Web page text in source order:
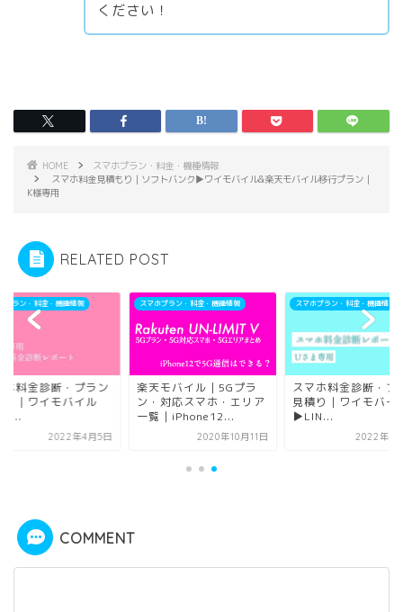
ください！
HOME
スマホプラン・料金・機種情報
スマホ料金見積もり｜ソフトバンク▶︎ワイモバイル&楽天モバイル移行プラン｜
K様専用
RELATED POST
プラン・料金・機種情報
ホ料金診断・プラン
り｜ワイモバイル
2022年4月5日
スマホプラン・料金・機種情報
楽天モバイル｜5Gプラ
ン・対応スマホ・エリア
一覧｜iPhone12...
2020年10月11日
スマホプラン・料金・機種情報
スマホ料金診断・プ
見積り｜ワイモバイ
▶︎LIN...
2022年4
COMMENT